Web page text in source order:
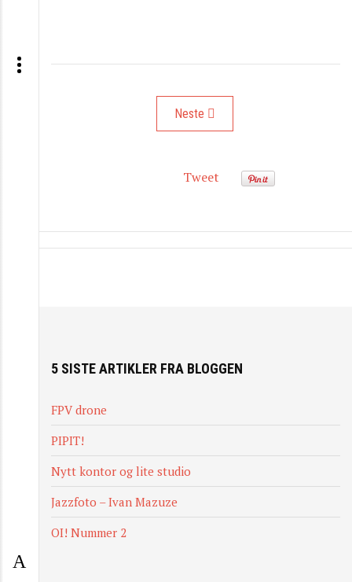
Neste artikkel: Minimennesker på
Neste
Tweet
5 SISTE ARTIKLER FRA BLOGGEN
FPV drone
PIPIT!
Nytt kontor og lite studio
Jazzfoto – Ivan Mazuze
OI! Nummer 2